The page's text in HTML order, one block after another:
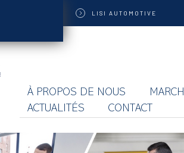
LISI AUTOMOTIVE
À PROPOS DE NOUS
ACTUALITÉS
CONTACT